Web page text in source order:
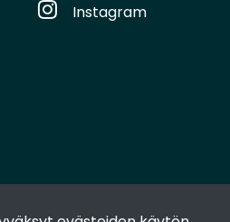
Instagram